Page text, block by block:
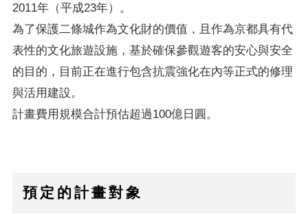
2011年（平成23年）。
為了保護二條城作為文化財的價值，且作為京都具有代
表性的文化旅遊設施，基於確保參觀遊客的安心與安全
的目的，目前正在進行包含抗震強化在內等正式的修理
與活用建設。
計畫費用規模合計預估超過100億日圓。
預定的計畫對象